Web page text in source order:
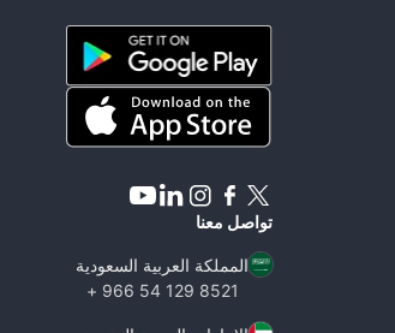
تواصل معنا
المملكة العربية السعودية
8521 129 54 966 +